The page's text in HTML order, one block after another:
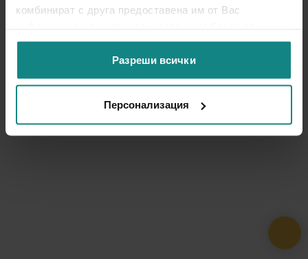
комбинират с друга предоставена им от Вас
ползването от Ваша страна на услугите им.
Разреши всички
Персонализация